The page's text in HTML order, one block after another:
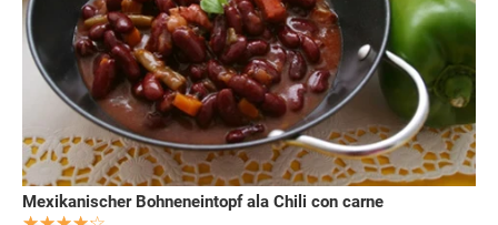
Mexikanischer Bohneneintopf ala Chili con carne